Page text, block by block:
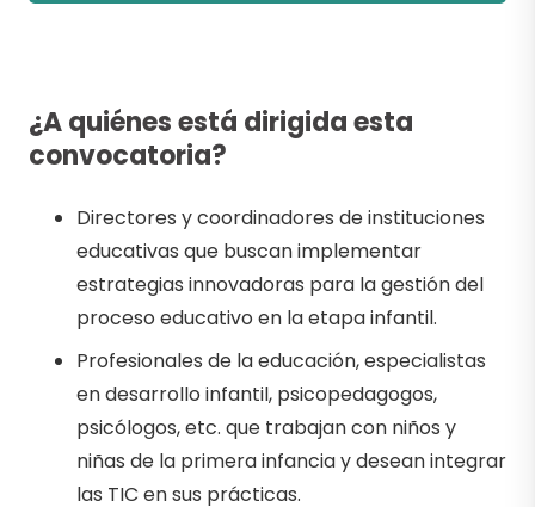
¿A quiénes está dirigida esta
convocatoria?
Directores y coordinadores de instituciones
educativas que buscan implementar
estrategias innovadoras para la gestión del
proceso educativo en la etapa infantil.
Profesionales de la educación, especialistas
en desarrollo infantil, psicopedagogos,
psicólogos, etc. que trabajan con niños y
niñas de la primera infancia y desean integrar
las TIC en sus prácticas.